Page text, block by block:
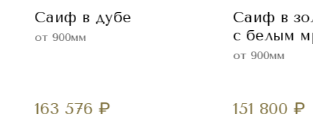
Саиф в дубе
от 900мм
163 576 ₽
Саиф в
с белым
от 900мм
151 800 ₽